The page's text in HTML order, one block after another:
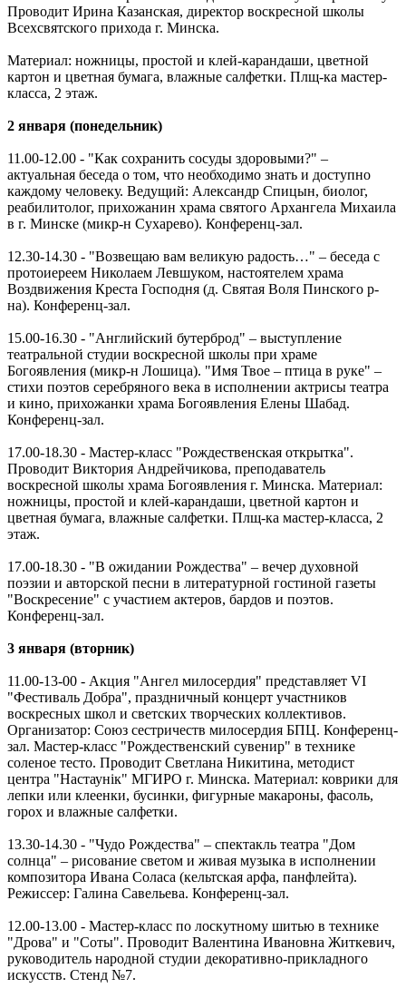
Проводит Ирина Казанская, директор воскресной школы
Всехсвятского прихода г. Минска.
Материал: ножницы, простой и клей-карандаши, цветной
картон и цветная бумага, влажные салфетки. Плщ-ка мастер-
класса, 2 этаж.
2 января (понедельник)
11.00-12.00 - "Как сохранить сосуды здоровыми?" –
актуальная беседа о том, что необходимо знать и доступно
каждому человеку. Ведущий: Александр Спицын, биолог,
реабилитолог, прихожанин храма святого Архангела Михаила
в г. Минске (микр-н Сухарево). Конференц-зал.
12.30-14.30 - "Возвещаю вам великую радость…" – беседа с
протоиереем Николаем Левшуком, настоятелем храма
Воздвижения Креста Господня (д. Святая Воля Пинского р-
на). Конференц-зал.
15.00-16.30 - "Английский бутерброд" – выступление
театральной студии воскресной школы при храме
Богоявления (микр-н Лошица). "Имя Твое – птица в руке" –
стихи поэтов серебряного века в исполнении актрисы театра
и кино, прихожанки храма Богоявления Елены Шабад.
Конференц-зал.
17.00-18.30 - Мастер-класс "Рождественская открытка".
Проводит Виктория Андрейчикова, преподаватель
воскресной школы храма Богоявления г. Минска. Материал:
ножницы, простой и клей-карандаши, цветной картон и
цветная бумага, влажные салфетки. Плщ-ка мастер-класса, 2
этаж.
17.00-18.30 - "В ожидании Рождества" – вечер духовной
поэзии и авторской песни в литературной гостиной газеты
"Воскресение" с участием актеров, бардов и поэтов.
Конференц-зал.
3 января (вторник)
11.00-13-00 - Акция "Ангел милосердия" представляет VI
"Фестиваль Добра", праздничный концерт участников
воскресных школ и светских творческих коллективов.
Организатор: Союз сестричеств милосердия БПЦ. Конференц-
зал. Мастер-класс "Рождественский сувенир" в технике
соленое тесто. Проводит Светлана Никитина, методист
центра "Настаунiк" МГИРО г. Минска. Материал: коврики для
лепки или клеенки, бусинки, фигурные макароны, фасоль,
горох и влажные салфетки.
13.30-14.30 - "Чудо Рождества" – спектакль театра "Дом
солнца" – рисование светом и живая музыка в исполнении
композитора Ивана Соласа (кельтская арфа, панфлейта).
Режиссер: Галина Савельева. Конференц-зал.
12.00-13.00 - Мастер-класс по лоскутному шитью в технике
"Дрова" и "Соты". Проводит Валентина Ивановна Житкевич,
руководитель народной студии декоративно-прикладного
искусств. Стенд №7.